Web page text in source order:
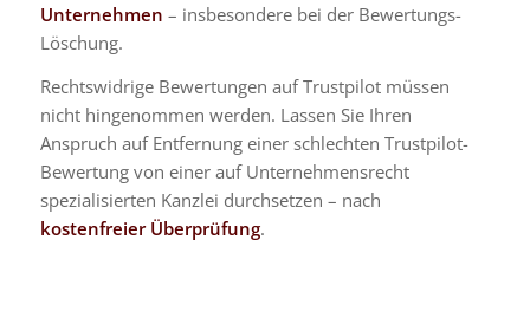
Unternehmen – insbesondere bei der Bewertungs-
Löschung.
Rechtswidrige Bewertungen auf Trustpilot müssen
nicht hingenommen werden. Lassen Sie Ihren
Anspruch auf Entfernung einer schlechten Trustpilot-
Bewertung von einer auf Unternehmensrecht
spezialisierten Kanzlei durchsetzen – nach
kostenfreier Überprüfung.